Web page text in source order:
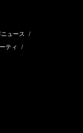
ュース /
ティ /